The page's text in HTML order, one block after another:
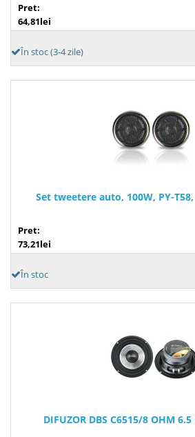
Pret:
64,81lei
În stoc (3-4 zile)
Set tweetere auto, 100W, PY-
Pret:
73,21lei
În stoc
DIFUZOR DBS C6515/8 OHM